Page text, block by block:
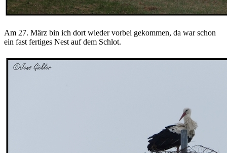
Am 27. März bin ich dort wieder vorbei gekommen, da war schon
ein fast fertiges Nest auf dem Schlot.